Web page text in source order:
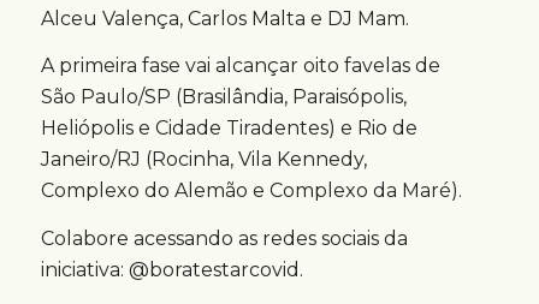
Alceu Valença, Carlos Malta e DJ Mam.
A primeira fase vai alcançar oito favelas de
São Paulo/SP (Brasilândia, Paraisópolis,
Heliópolis e Cidade Tiradentes) e Rio de
Janeiro/RJ (Rocinha, Vila Kennedy,
Complexo do Alemão e Complexo da Maré).
Colabore acessando as redes sociais da
iniciativa: @boratestarcovid.